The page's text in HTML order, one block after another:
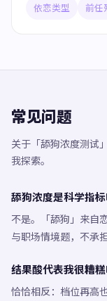
依恋类型 前任
常见问题
关于「舔狗浓度测试
我探索。
舔狗浓度是科学指标
不是。「舔狗」来自
与职场情境题，不承
结果酸代表我很糟糕
恰恰相反：档位再高